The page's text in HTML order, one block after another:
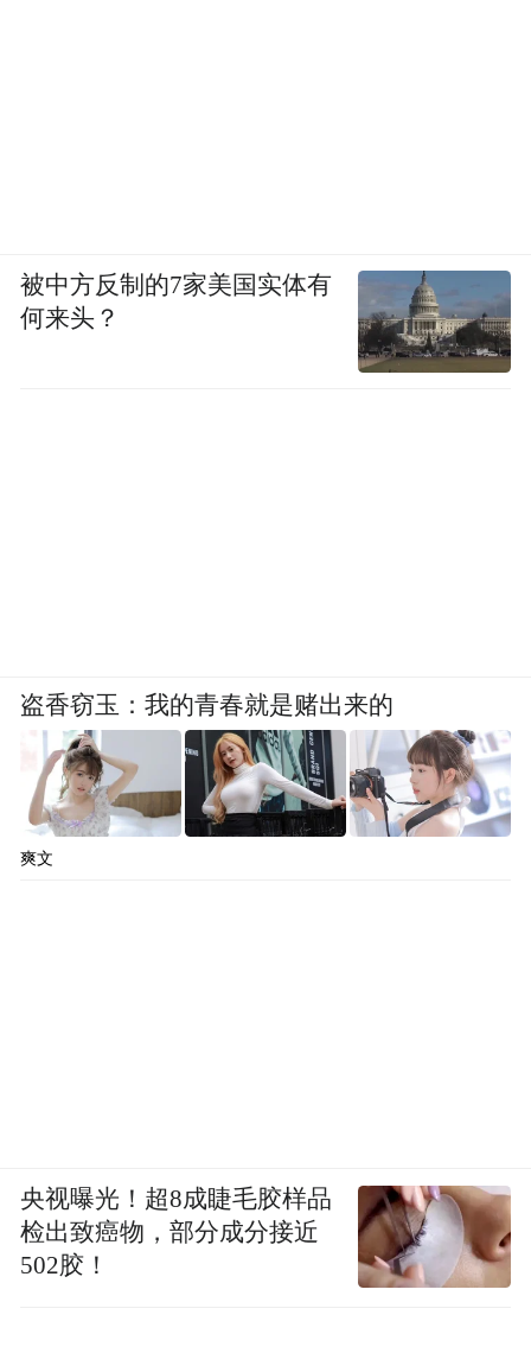
被中方反制的7家美国实体有
何来头？
盗香窃玉：我的青春就是赌出来的
爽文
央视曝光！超8成睫毛胶样品
检出致癌物，部分成分接近
502胶！